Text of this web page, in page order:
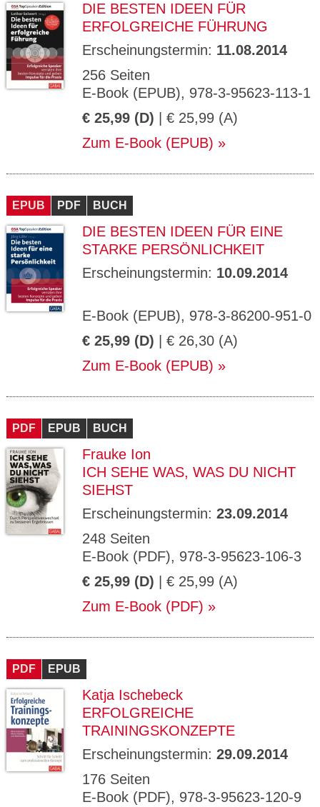
DIE BESTEN IDEEN FÜR
ERFOLGREICHE FÜHRUNG
Erscheinungstermin: 11.08.2014
256 Seiten
E-Book (EPUB), 978-3-95623-113-1
€ 25,99 (D) | € 25,99 (A)
Zum E-Book (EPUB)
EPUB PDF BUCH
DIE BESTEN IDEEN FÜR EINE
STARKE PERSÖNLICHKEIT
Erscheinungstermin: 10.09.2014
E-Book (EPUB), 978-3-86200-951-0
€ 25,99 (D) | € 26,30 (A)
Zum E-Book (EPUB)
PDF EPUB BUCH
Frauke Ion
ICH SEHE WAS, WAS DU NICHT
SIEHST
Erscheinungstermin: 23.09.2014
248 Seiten
E-Book (PDF), 978-3-95623-106-3
€ 25,99 (D) | € 25,99 (A)
Zum E-Book (PDF)
PDF EPUB
Katja Ischebeck
ERFOLGREICHE
TRAININGSKONZEPTE
Erscheinungstermin: 29.09.2014
176 Seiten
E-Book (PDF), 978-3-95623-120-9